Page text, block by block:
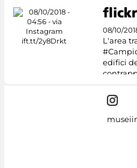
08/10/
L'area
edifici